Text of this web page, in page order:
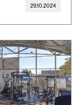
29.10.2024